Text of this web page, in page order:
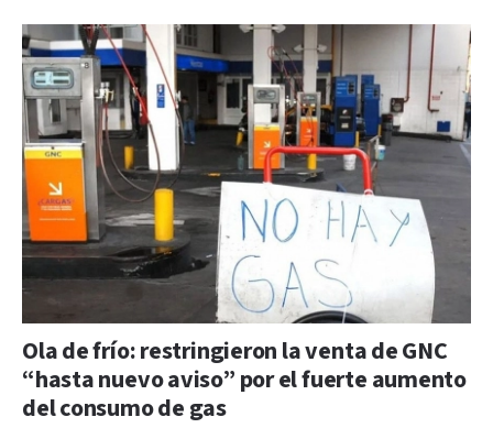
Ola de frío: restringieron la venta de GNC
“hasta nuevo aviso” por el fuerte aumento
del consumo de gas